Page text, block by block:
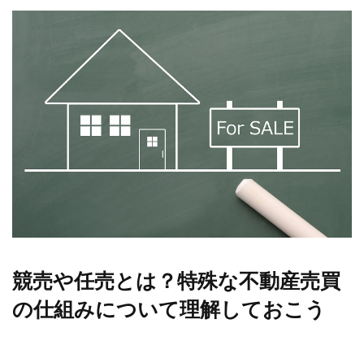
競売や任売とは？特殊な不動産売買
の仕組みについて理解しておこう